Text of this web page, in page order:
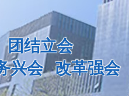
团结立会
兴会 改革强会